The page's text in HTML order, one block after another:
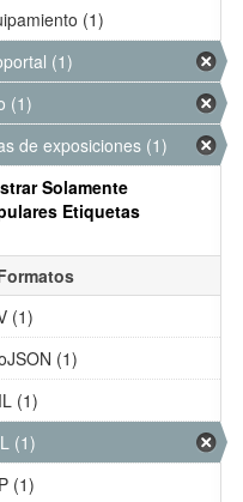
(1)
(1)
(1)
de exposiciones (1)
Solamente
Etiquetas
(1)
(1)
(1)
(1)
(1)